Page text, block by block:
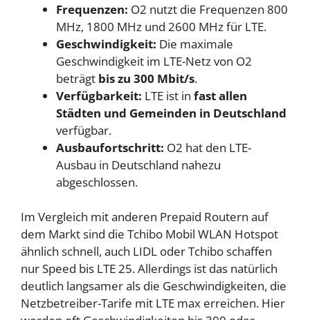
Frequenzen: O2 nutzt die Frequenzen 800
MHz, 1800 MHz und 2600 MHz für LTE.
Geschwindigkeit: Die maximale
Geschwindigkeit im LTE-Netz von O2
beträgt bis zu 300 Mbit/s.
Verfügbarkeit: LTE ist in fast allen
Städten und Gemeinden in Deutschland
verfügbar.
Ausbaufortschritt: O2 hat den LTE-
Ausbau in Deutschland nahezu
abgeschlossen.
Im Vergleich mit anderen Prepaid Routern auf
dem Markt sind die Tchibo Mobil WLAN Hotspot
ähnlich schnell, auch LIDL oder Tchibo schaffen
nur Speed bis LTE 25. Allerdings ist das natürlich
deutlich langsamer als die Geschwindigkeiten, die
Netzbetreiber-Tarife mit LTE max erreichen. Hier